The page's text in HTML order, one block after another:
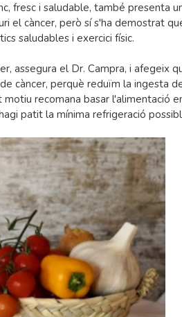
fresc i saludable, també presenta
el càncer, però sí s'ha demostrat
saludables i exercici físic.
assegura el Dr. Campra, i afegeix
càncer, perquè reduïm la ingesta
recomana basar l'alimentació
patit la mínima refrigeració